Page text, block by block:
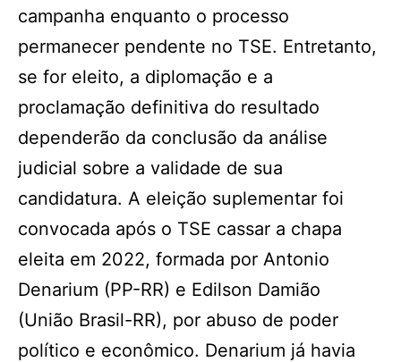
campanha enquanto o processo
permanecer pendente no TSE. Entretanto,
se for eleito, a diplomação e a
proclamação definitiva do resultado
dependerão da conclusão da análise
judicial sobre a validade de sua
candidatura. A eleição suplementar foi
convocada após o TSE cassar a chapa
eleita em 2022, formada por Antonio
Denarium (PP-RR) e Edilson Damião
(União Brasil-RR), por abuso de poder
político e econômico. Denarium já havia